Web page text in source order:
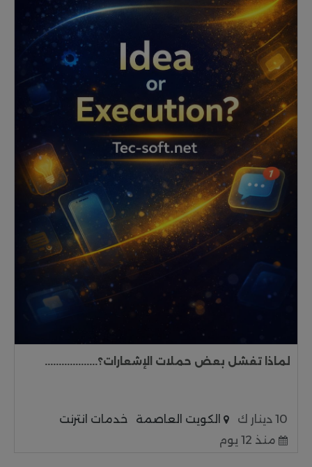
لماذا تفشل بعض حملات الإشعارات؟...................
10 دينار ك الكويت العاصمة
خدمات انترنت
منذ 12 يوم